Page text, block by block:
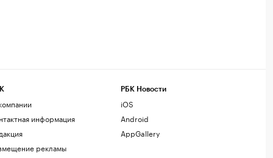
информация
рекламы
РБК Новости
iOS
Android
AppGallery